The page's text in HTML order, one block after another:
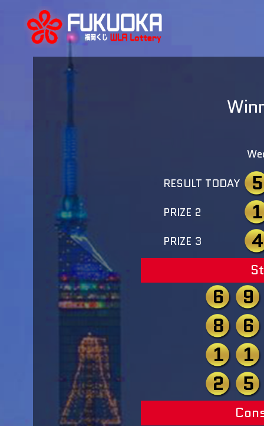
RESULT TODAY
5
PRIZE 2 1
PRIZE 3 4
6
9
8
6
1
1
2
5